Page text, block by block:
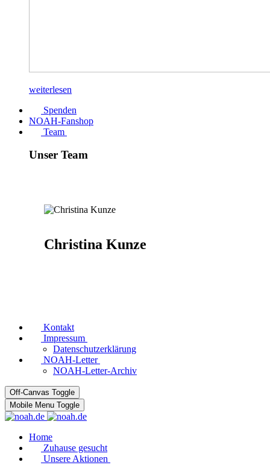
weiterlesen
Spenden
NOAH-Fanshop
Team
Unser Team
Christina Kunze
Kontakt
Impressum
Datenschutzerklärung
NOAH-Letter
NOAH-Letter-Archiv
Off-Canvas Toggle
Mobile Menu Toggle
Home
Zuhause gesucht
Unsere Aktionen